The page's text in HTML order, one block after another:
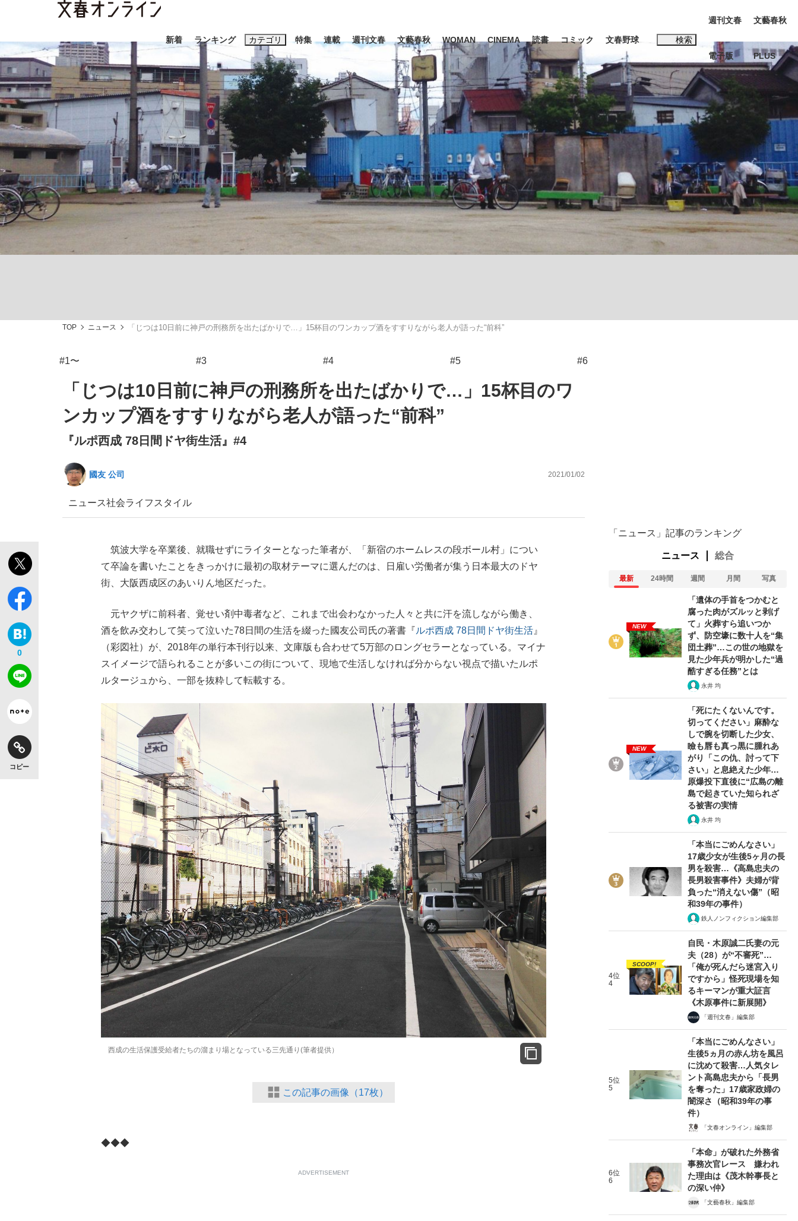
新着 ランキング カテゴリ
スクープ ニュース エンタメ ライフ ビジネス インタビュー 読書
「90%は失敗する。でも…」本田圭佑が初めて明かした日本代表監督に... 「最悪の空気のまま解散」WBC日本代表“敗戦”の真実 選手が明かす...
「目標達成できなかったからと言って…」サッカー日本代表・森保一監督...
もっと見る
特集
観る将棋、読む将棋
連載 週刊文春 文藝春秋 WOMAN CINEMA 読書 コミック 文春野球 検索
キーワード入力
おすすめのキーワードタグ一覧
#藤田晋 #高市早苗 #後藤真希 #森岡毅 #城彰二 #内田有紀
#松田聖子
#玉木雄一郎
#亀和田武
週刊文春
電子版
文藝春秋
PLUS
TOP ニュース 「じつは10日前に神戸の刑務所を出たばかりで…」15杯目のワンカップ酒をすすりながら老人が語った“前科”
#1〜 #3 #4 #5 #6
「じつは10日前に神戸の刑務所を出たばかりで…」15杯目のワ
ンカップ酒をすすりながら老人が語った“前科”
『ルポ西成 78日間ドヤ街生活』#4
國友 公司 2021/01/02
ニュース社会ライフスタイル
0
コピー
筑波大学を卒業後、就職せずにライターとなった筆者が、「新宿のホームレスの段ボール村」につい
て卒論を書いたことをきっかけに最初の取材テーマに選んだのは、日雇い労働者が集う日本最大のドヤ
街、大阪西成区のあいりん地区だった。
元ヤクザに前科者、覚せい剤中毒者など、これまで出会わなかった人々と共に汗を流しながら働き、
酒を飲み交わして笑って泣いた78日間の生活を綴った國友公司氏の著書『ルポ西成 78日間ドヤ街生活 』
（彩図社）が、2018年の単行本刊行以来、文庫版も合わせて5万部のロングセラーとなっている。マイナ
スイメージで語られることが多いこの街について、現地で生活しなければ分からない視点で描いたルポ
ルタージュから、一部を抜粋して転載する。
西成の生活保護受給者たちの溜まり場となっている三先通り(筆者提供）
この記事の画像（17枚）
◆◆◆
ADVERTISEMENT
「ニュース」記事のランキング
ニュース 総合
最新 24時間 週間 月間 写真
NEW
「遺体の手首をつかむと
腐った肉がズルッと剥げ
て」火葬すら追いつか
ず、防空壕に数十人を“集
団土葬”…この世の地獄を
見た少年兵が明かした“過
酷すぎる任務”とは
永井 均
NEW
「死にたくないんです。
切ってください」麻酔な
しで腕を切断した少女、
瞼も唇も真っ黒に腫れあ
がり「この仇、討って下
さい」と息絶えた少年…
原爆投下直後に“広島の離
島で起きていた知られざ
る被害の実情
永井 均
「本当にごめんなさい」
17歳少女が生後5ヶ月の長
男を殺害…《高島忠夫の
長男殺害事件》夫婦が背
負った“消えない傷”（昭
和39年の事件）
鉄人ノンフィクション編集部
4位
4
SCOOP!
自民・木原誠二氏妻の元
夫（28）が“不審死”…
「俺が死んだら迷宮入り
ですから」怪死現場を知
るキーマンが重大証言
《木原事件に新展開》
「週刊文春」編集部
5位
5
「本当にごめんなさい」
生後5ヵ月の赤ん坊を風呂
に沈めて殺害…人気タレ
ント高島忠夫から「長男
を奪った」17歳家政婦の
闇深さ（昭和39年の事
件）
「文春オンライン」編集部
6位
6
「本命」が破れた外務省
事務次官レース 嫌われ
た理由は《茂木幹事長と
の深い仲》
「文藝春秋」編集部